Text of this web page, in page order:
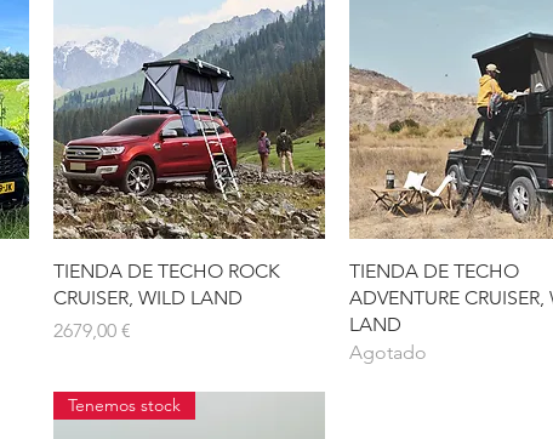
Vista rápida
TIENDA DE TECHO ROCK
CRUISER, WILD LAND
Precio
2679,00 €
Vista rápida
TIENDA DE TECHO
ADVENTURE CRUISER,
LAND
Agotado
Tenemos stock